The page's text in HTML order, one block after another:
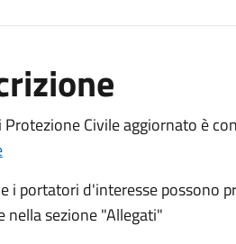
Protezione Civile aggiornato è
i portatori d'interesse possono
nella sezione "Allegati"